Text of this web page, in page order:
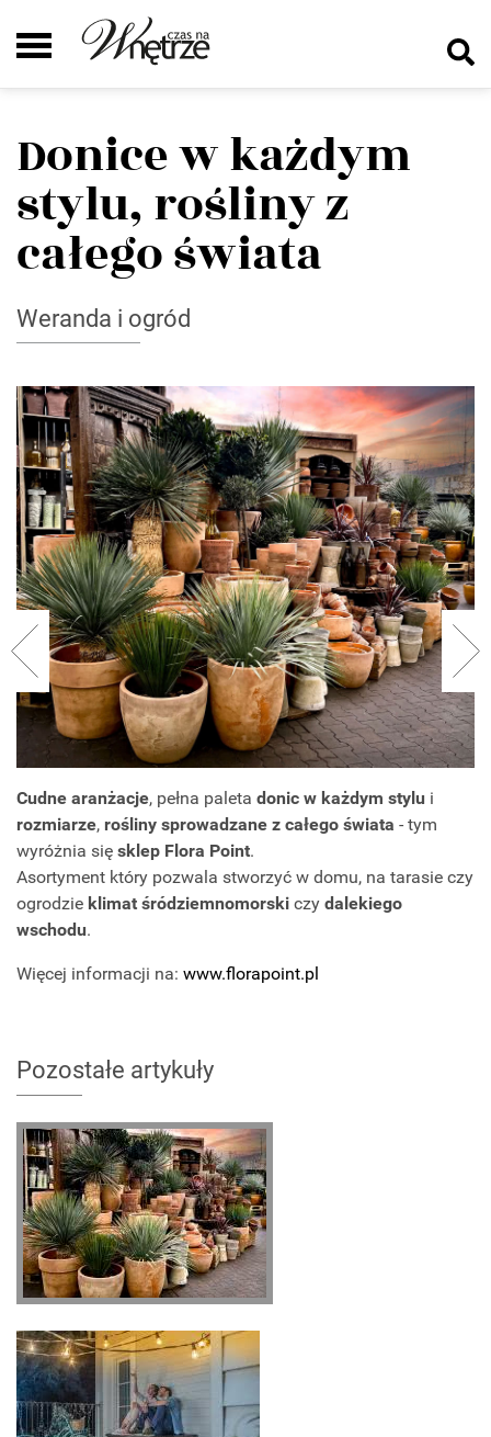
Donice w każdym
stylu, rośliny z
całego świata
Weranda i ogród
Cudne aranżacje, pełna paleta donic w każdym stylu i
rozmiarze, rośliny sprowadzane z całego świata - tym
wyróżnia się sklep Flora Point.
Asortyment który pozwala stworzyć w domu, na tarasie czy
ogrodzie klimat śródziemnomorski czy dalekiego
wschodu.
Więcej informacji na: www.florapoint.pl
Pozostałe artykuły